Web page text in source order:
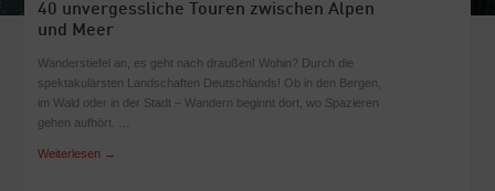
40 unvergessliche Touren zwischen Alpen
und Meer
Wanderstiefel an, es geht nach draußen! Wohin? Durch die
spektakulärsten Landschaften Deutschlands! Ob in den Bergen,
im Wald oder in der Stadt – Wandern beginnt dort, wo Spazieren
gehen aufhört. …
Weiterlesen →